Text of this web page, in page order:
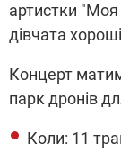
артистки "Моя
дівчата
Концерт
парк дронів
Коли: 11